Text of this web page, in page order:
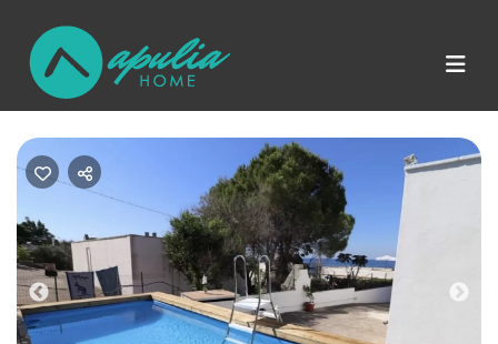
Previous